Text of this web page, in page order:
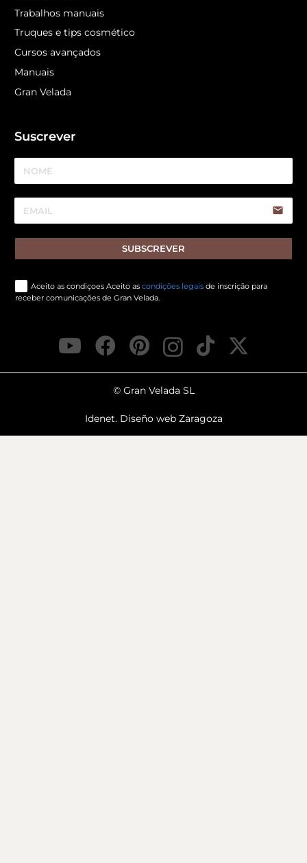
Trabalhos manuais
Truques e tips cosmético
Cursos avançados
Manuais
Gran Velada
Suscrever
email
SUBSCREVER
Aceito as condiçoes Aceito as condições legais de inscrição para
receber comunicações de Gran Velada.
© Gran Velada SL
Idenet. Diseño web Zaragoza